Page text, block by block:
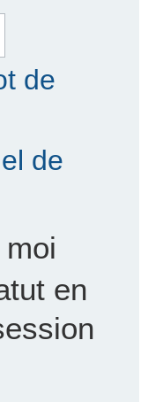
de
de
en